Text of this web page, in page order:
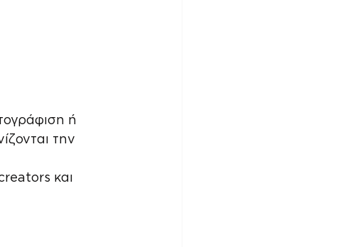
ή
την
και